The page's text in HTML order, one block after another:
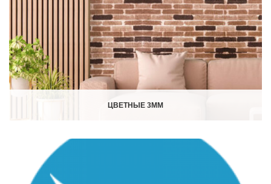
ЦВЕТНЫЕ 3ММ